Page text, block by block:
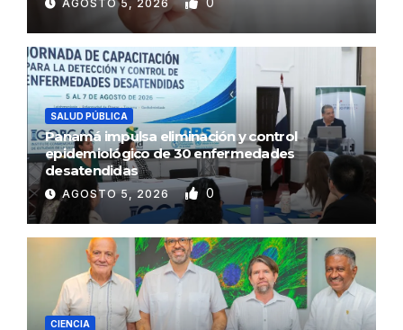
AGOSTO 5, 2026
SALUD PÚBLICA
Panamá impulsa eliminación y control
epidemiológico de 30 enfermedades
desatendidas
AGOSTO 5, 2026 0
CIENCIA